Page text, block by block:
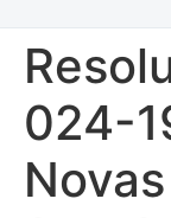
024-